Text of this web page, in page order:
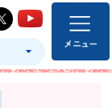
LINE
公式Instagram
市公式
結城市公式
結城市